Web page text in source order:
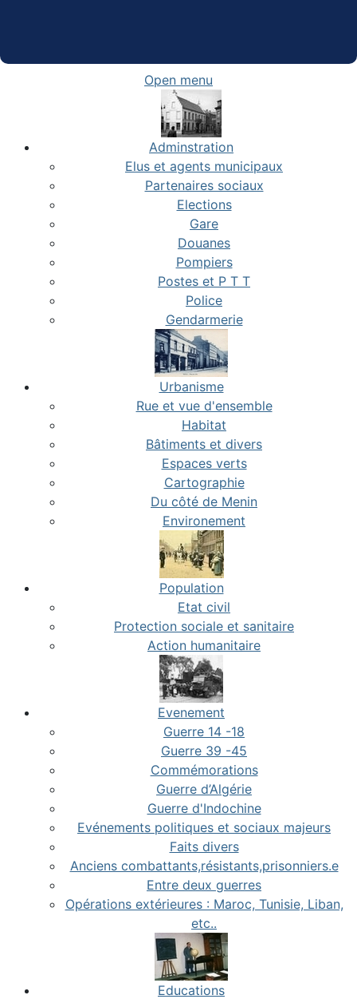
Open menu
Adminstration
Elus et agents municipaux
Partenaires sociaux
Elections
Gare
Douanes
Pompiers
Postes et P T T
Police
Gendarmerie
Urbanisme
Rue et vue d'ensemble
Habitat
Bâtiments et divers
Espaces verts
Cartographie
Du côté de Menin
Environement
Population
Etat civil
Protection sociale et sanitaire
Action humanitaire
Evenement
Guerre 14 -18
Guerre 39 -45
Commémorations
Guerre d’Algérie
Guerre d'Indochine
Evénements politiques et sociaux majeurs
Faits divers
Anciens combattants,résistants,prisonniers.e
Entre deux guerres
Opérations extérieures : Maroc, Tunisie, Liban,
etc..
Educations